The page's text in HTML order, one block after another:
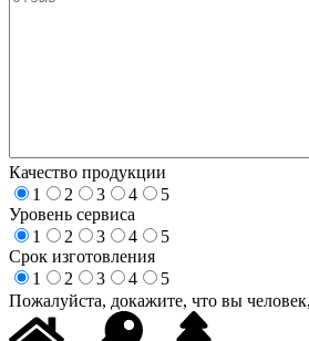
Качество продукции
1
2 3 4
5
Уровень сервиса
1
2 3 4
5
Срок изготовления
1
2 3 4
5
Пожалуйста, докажите, что вы